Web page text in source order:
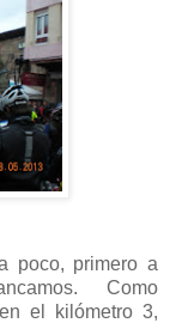
poco, primero a
Como
el kilómetro 3,